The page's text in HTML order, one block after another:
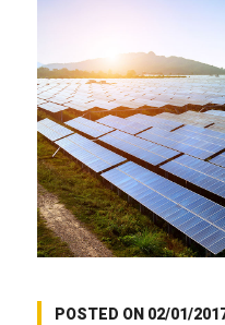
POSTED ON 02/01/